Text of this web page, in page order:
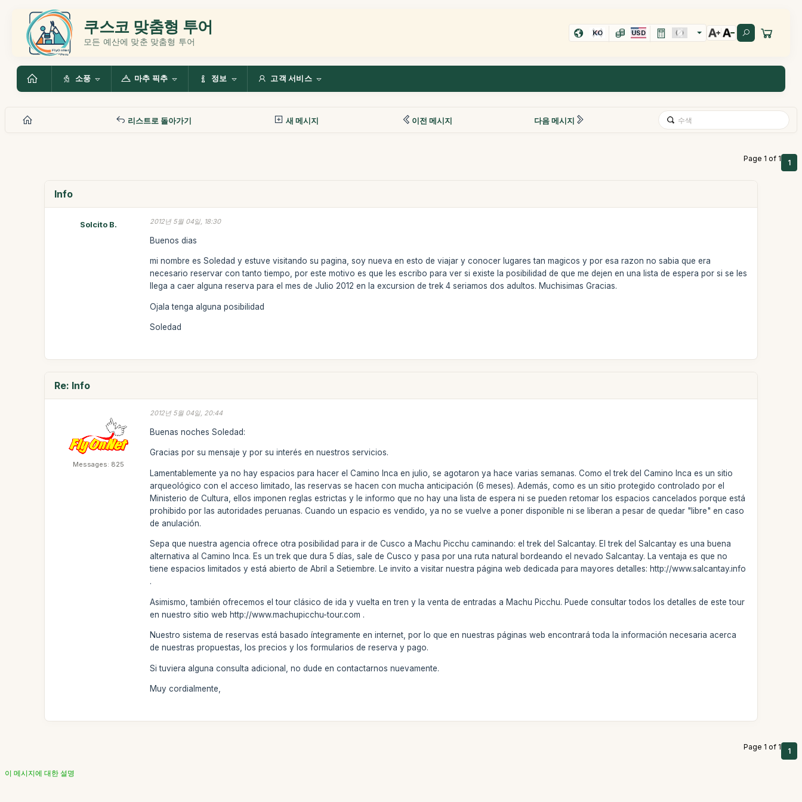
쿠스코 맞춤형 투어
모든 예산에 맞춘 맞춤형 투어
KO USD
소풍 마추 픽추 정보 고객 서비스
리스트로 돌아가기 새 메시지 이전 메시지 다음 메시지
Page 1 of 1 1
Info
Solcito B. 2012년 5월 04일, 18:30
Buenos dias
mi nombre es Soledad y estuve visitando su pagina, soy nueva en esto de viajar y conocer lugares tan magicos y por esa razon no sabia que era
necesario reservar con tanto tiempo, por este motivo es que les escribo para ver si existe la posibilidad de que me dejen en una lista de espera por si se les
llega a caer alguna reserva para el mes de Julio 2012 en la excursion de trek 4 seriamos dos adultos. Muchisimas Gracias.
Ojala tenga alguna posibilidad
Soledad
Re: Info
Messages: 825
2012년 5월 04일, 20:44
Buenas noches Soledad:
Gracias por su mensaje y por su interés en nuestros servicios.
Lamentablemente ya no hay espacios para hacer el Camino Inca en julio, se agotaron ya hace varias semanas. Como el trek del Camino Inca es un sitio
arqueológico con el acceso limitado, las reservas se hacen con mucha anticipación (6 meses). Además, como es un sitio protegido controlado por el
Ministerio de Cultura, ellos imponen reglas estrictas y le informo que no hay una lista de espera ni se pueden retomar los espacios cancelados porque está
prohibido por las autoridades peruanas. Cuando un espacio es vendido, ya no se vuelve a poner disponible ni se liberan a pesar de quedar "libre" en caso
de anulación.
Sepa que nuestra agencia ofrece otra posibilidad para ir de Cusco a Machu Picchu caminando: el trek del Salcantay. El trek del Salcantay es una buena
alternativa al Camino Inca. Es un trek que dura 5 días, sale de Cusco y pasa por una ruta natural bordeando el nevado Salcantay. La ventaja es que no
tiene espacios limitados y está abierto de Abril a Setiembre. Le invito a visitar nuestra página web dedicada para mayores detalles: http://www.salcantay.info
.
Asimismo, también ofrecemos el tour clásico de ida y vuelta en tren y la venta de entradas a Machu Picchu. Puede consultar todos los detalles de este tour
en nuestro sitio web http://www.machupicchu-tour.com .
Nuestro sistema de reservas está basado íntegramente en internet, por lo que en nuestras páginas web encontrará toda la información necesaria acerca
de nuestras propuestas, los precios y los formularios de reserva y pago.
Si tuviera alguna consulta adicional, no dude en contactarnos nuevamente.
Muy cordialmente,
Page 1 of 1 1
이 메시지에 대한 설명